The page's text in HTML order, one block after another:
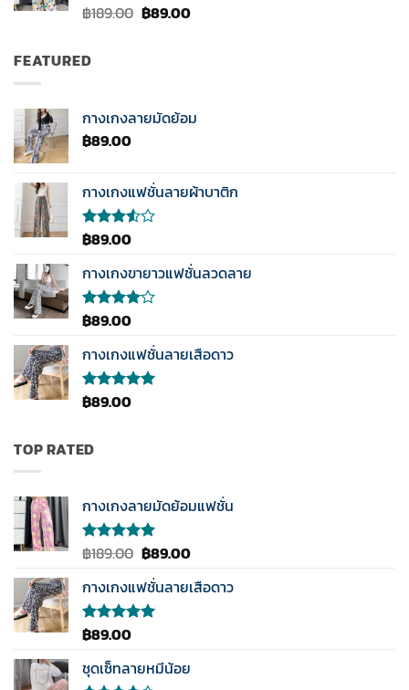
ให้
ตั้งแต่ 1-
5
฿189.00 Original
฿89.00Current
FEATURED
กางเกงลายมัดย้อม
฿89.00
กางเกงแฟชั่นลายผ้าบาติก
ให้
ตั้งแต่
1-5
฿89.00
กางเกงขายาวแฟชั่นลวดลาย
ให้
ตั้งแต่ 1-
5
฿89.00
กางเกงแฟชั่นลายเสือดาว
ให้คะแนน
คะแนน
฿89.00
TOP RATED
กางเกงลายมัดย้อมแฟชั่น
ให้คะแนน
1-5
คะแนน
฿189.00 Original
was:
฿189.00.
฿89.00Current
is:
กางเกงแฟชั่นลายเสือดาว
ให้คะแนน
1-5
คะแนน
฿89.00
ชุดเซ็ทลายหมีน้อย